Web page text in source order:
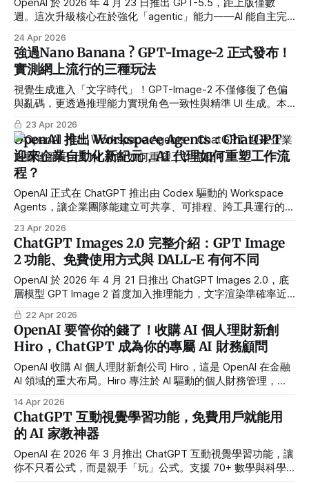
OpenAI 於 2026 年 4 月 23 日推出 GPT-5.5，距上版僅數
週。這次升級核心在於強化「agentic」能力——AI 能自主完
電腦操作，目前開放給付費訂閱用戶使用。
24 Apr 2026
強過Nano Banana ? GPT-Image-2 正式發布！
實測網上流行的三種玩法
視覺生成進入「文字時代」！GPT-Image-2 不僅修復了色偏
與亂碼，更透過推理能力實現角色一致性與精準 UI 生成。本
文結合 LMSYS Arena 榜單數據與最新測試案例，為你分析這
款「生產力級」AI 工具的商業潛力。
23 Apr 2026
OpenAI 推出 Workspace Agents：ChatGPT
迎來企業自動化新紀元，AI 代理如何重塑工作流
程？
OpenAI 正式在 ChatGPT 推出由 Codex 驅動的 Workspace
Agents，讓企業團隊能建立可共享、可排程、跨工具運行的
工作流程。
23 Apr 2026
ChatGPT Images 2.0 完整介紹：GPT Image
2 功能、免費使用方式與 DALL-E 有何不同
OpenAI 於 2026 年 4 月 21 日推出 ChatGPT Images 2.0，底
層模型 GPT Image 2 首度加入推理能力，文字渲染準確率近
99%、支援 2K 輸出、最多一次生成 8 張連貫圖片。Instant 模
式對所有帳號免費開放，DALL-E 3 將於 5 月 12 日退役。
22 Apr 2026
OpenAI 要管你的錢了！收購 AI 個人理財新創
Hiro，ChatGPT 成為你的專屬 AI 財務顧問
OpenAI 收購 AI 個人理財新創公司 Hiro，這是 OpenAI 在金融
AI 領域的重大布局。Hiro 專注於 AI 驅動的個人財務管理，能
14 Apr 2026
ChatGPT 互動視覺學習功能，免費用戶就能用
的 AI 家教神器
OpenAI 在 2026 年 3 月推出 ChatGPT 互動視覺學習功能，讓
你不只看公式，而是親手「玩」公式。支援 70+ 數學與科學